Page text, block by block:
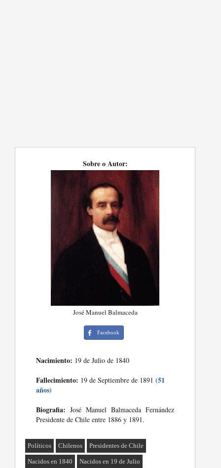
Sobre o Autor:
José Manuel Balmaceda
Facebook
Nacimiento: 19 de Julio de 1840
Fallecimiento: 19 de Septiembre de 1891(51
años)
Biografia: José Manuel Balmaceda Fernández
Presidente de Chile entre 1886 y 1891.
Políticos Chilenos Presidentes de Chile
Nacidos en 1840 Nacidos en 19 de Julio